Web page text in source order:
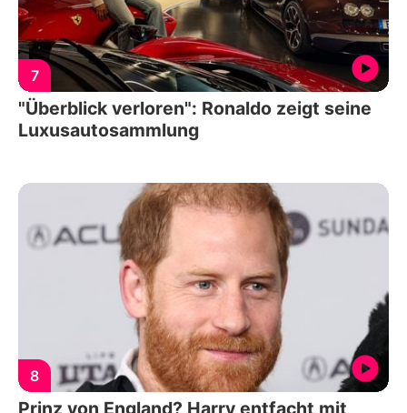
7
"Überblick verloren": Ronaldo zeigt seine
Luxusautosammlung
8
Prinz von England? Harry entfacht mit